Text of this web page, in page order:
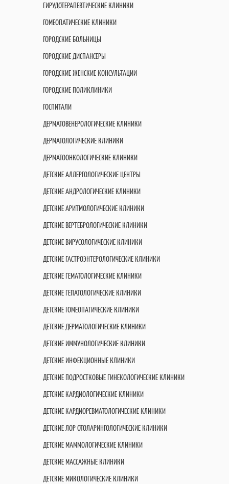
ГИРУДОТЕРАПЕВТИЧЕСКИЕ КЛИНИКИ
ГОМЕОПАТИЧЕСКИЕ КЛИНИКИ
ГОРОДСКИЕ БОЛЬНИЦЫ
ГОРОДСКИЕ ДИСПАНСЕРЫ
ГОРОДСКИЕ ЖЕНСКИЕ КОНСУЛЬТАЦИИ
ГОРОДСКИЕ ПОЛИКЛИНИКИ
ГОСПИТАЛИ
ДЕРМАТОВЕНЕРОЛОГИЧЕСКИЕ КЛИНИКИ
ДЕРМАТОЛОГИЧЕСКИЕ КЛИНИКИ
ДЕРМАТООНКОЛОГИЧЕСКИЕ КЛИНИКИ
ДЕТСКИЕ АЛЛЕРГОЛОГИЧЕСКИЕ ЦЕНТРЫ
ДЕТСКИЕ АНДРОЛОГИЧЕСКИЕ КЛИНИКИ
ДЕТСКИЕ АРИТМОЛОГИЧЕСКИЕ КЛИНИКИ
ДЕТСКИЕ ВЕРТЕБРОЛОГИЧЕСКИЕ КЛИНИКИ
ДЕТСКИЕ ВИРУСОЛОГИЧЕСКИЕ КЛИНИКИ
ДЕТСКИЕ ГАСТРОЭНТЕРОЛОГИЧЕСКИЕ КЛИНИКИ
ДЕТСКИЕ ГЕМАТОЛОГИЧЕСКИЕ КЛИНИКИ
ДЕТСКИЕ ГЕПАТОЛОГИЧЕСКИЕ КЛИНИКИ
ДЕТСКИЕ ГОМЕОПАТИЧЕСКИЕ КЛИНИКИ
ДЕТСКИЕ ДЕРМАТОЛОГИЧЕСКИЕ КЛИНИКИ
ДЕТСКИЕ ИММУНОЛОГИЧЕСКИЕ КЛИНИКИ
ДЕТСКИЕ ИНФЕКЦИОННЫЕ КЛИНИКИ
ДЕТСКИЕ ПОДРОСТКОВЫЕ ГИНЕКОЛОГИЧЕСКИЕ КЛИНИКИ
ДЕТСКИЕ КАРДИОЛОГИЧЕСКИЕ КЛИНИКИ
ДЕТСКИЕ КАРДИОРЕВМАТОЛОГИЧЕСКИЕ КЛИНИКИ
ДЕТСКИЕ ЛОР ОТОЛАРИНГОЛОГИЧЕСКИЕ КЛИНИКИ
ДЕТСКИЕ МАММОЛОГИЧЕСКИЕ КЛИНИКИ
ДЕТСКИЕ МАССАЖНЫЕ КЛИНИКИ
ДЕТСКИЕ МИКОЛОГИЧЕСКИЕ КЛИНИКИ